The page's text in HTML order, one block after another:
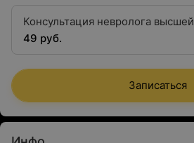
Консультация невролога высшей
квалификационной категории
49 руб.
Записаться